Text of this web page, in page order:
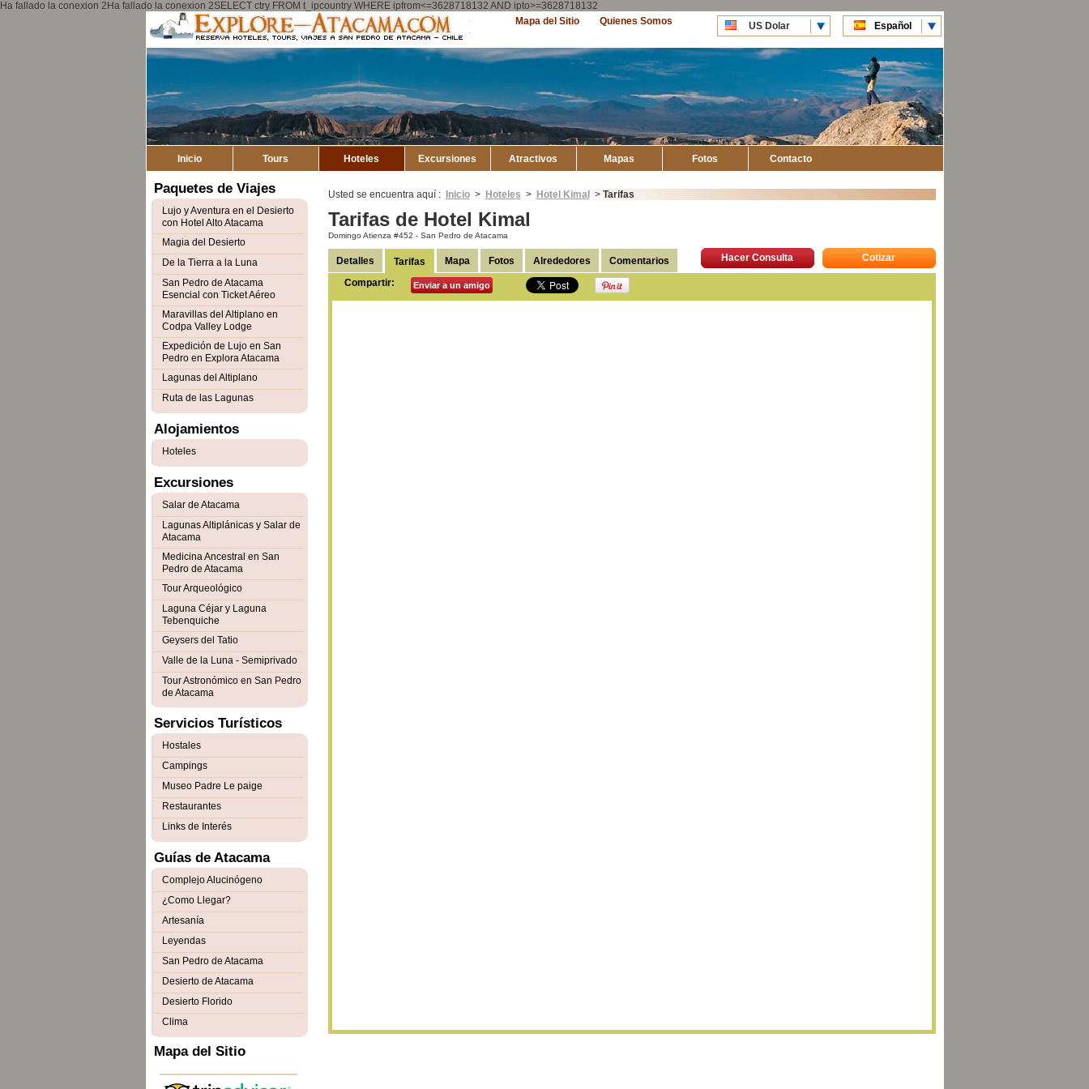
Ha fallado la conexion 2Ha fallado la conexion 2SELECT ctry FROM t_ipcountry WHERE ipfrom<=3628718132 AND ipto>=3628718132
US Dolar
CLP Pesos
Español
English
Quienes Somos
Mapa del Sitio
Inicio Tours Hoteles Excursiones Atractivos Mapas Fotos Contacto
Usted se encuentra aquí : Inicio > Hoteles > Hotel Kimal > Tarifas
Tarifas de Hotel Kimal
Domingo Atienza #452 - San Pedro de Atacama
Cotizar
Hacer Consulta
Detalles Tarifas Mapa Fotos Alrededores
Comentarios
Compartir:
Enviar a un amigo
Paquetes de Viajes
Lujo y Aventura en el Desierto
con Hotel Alto Atacama
Magia del Desierto
De la Tierra a la Luna
San Pedro de Atacama
Esencial con Ticket Aéreo
Maravillas del Altiplano en
Codpa Valley Lodge
Expedición de Lujo en San
Pedro en Explora Atacama
Lagunas del Altiplano
Ruta de las Lagunas
Alojamientos
Hoteles
Excursiones
Salar de Atacama
Lagunas Altiplánicas y Salar de
Atacama
Medicina Ancestral en San
Pedro de Atacama
Tour Arqueológico
Laguna Céjar y Laguna
Tebenquiche
Geysers del Tatio
Valle de la Luna - Semiprivado
Tour Astronómico en San Pedro
de Atacama
Servicios Turísticos
Hostales
Campings
Museo Padre Le paige
Restaurantes
Links de Interés
Guías de Atacama
Complejo Alucinógeno
¿Como Llegar?
Artesanía
Leyendas
San Pedro de Atacama
Desierto de Atacama
Desierto Florido
Clima
Mapa del Sitio